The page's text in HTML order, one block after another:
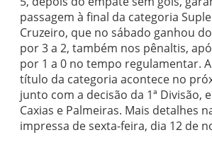
passagem à final da categoria
Cruzeiro, que no sábado ganhou
por 3 a 2, também nos pênaltis,
por 1 a 0 no tempo regulamentar.
título da categoria acontece no
junto com a decisão da 1ª Divisão,
Caxias e Palmeiras. Mais detalhes
impressa de sexta-feira, dia 12 de